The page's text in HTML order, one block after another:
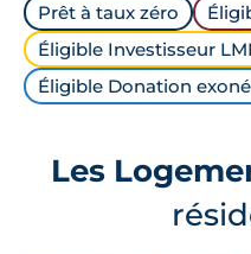
Prêt à taux zéro
Éligible Investisseur
Éligible Donation
Les